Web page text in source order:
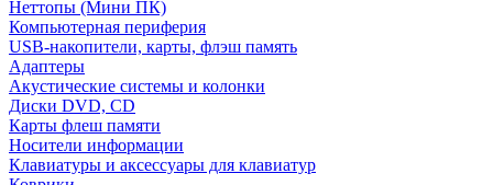
Неттопы (Мини ПК)
Компьютерная периферия
USB-накопители, карты, флэш память
Адаптеры
Акустические системы и колонки
Диски DVD, CD
Карты флеш памяти
Носители информации
Клавиатуры и аксессуары для клавиатур